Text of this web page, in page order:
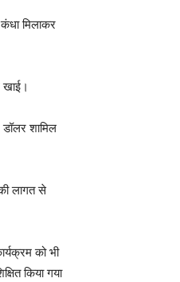
मिलाकर
शामिल
लागत से
को भी
किया गया